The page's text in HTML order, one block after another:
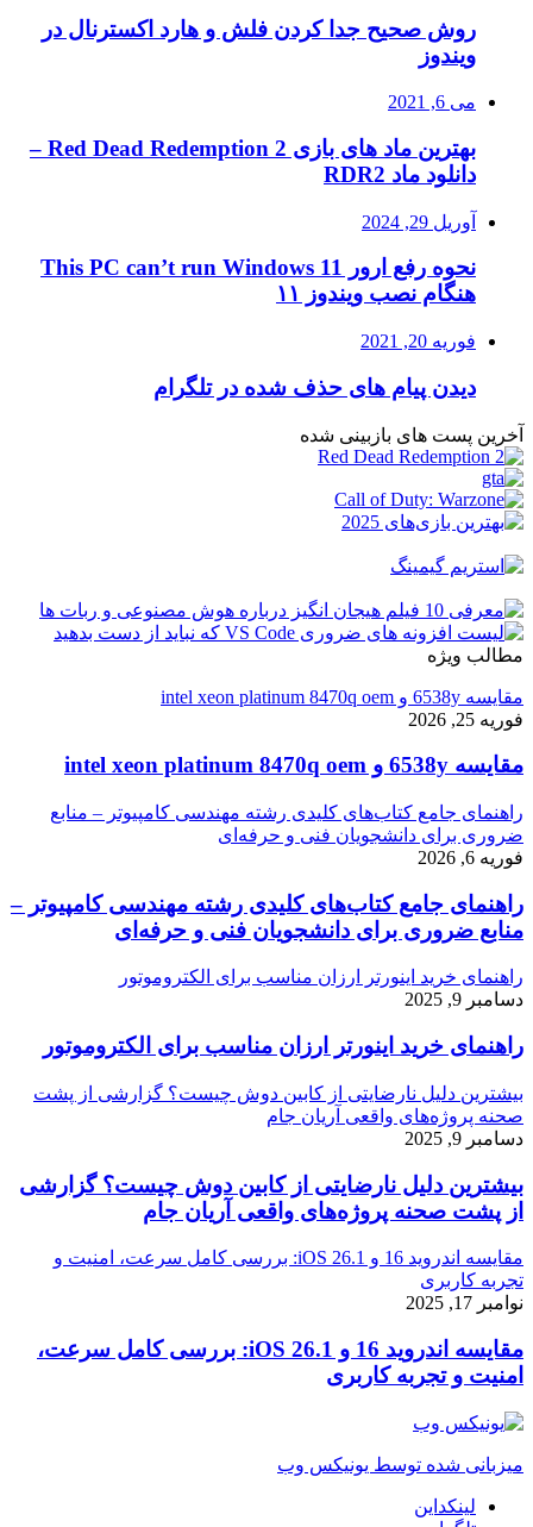
روش صحیح جدا کردن فلش و هارد اکسترنال در
ویندوز
می 6, 2021
بهترین ماد های بازی Red Dead Redemption 2 –
دانلود ماد RDR2
آوریل 29, 2024
نحوه رفع ارور This PC can’t run Windows 11
هنگام نصب ویندوز ۱۱
فوریه 20, 2021
دیدن پیام های حذف شده در تلگرام
آخرین پست های بازبینی شده
مطالب ویژه
مقایسه 6538y و intel xeon platinum 8470q oem
فوریه 25, 2026
مقایسه 6538y و intel xeon platinum 8470q oem
راهنمای جامع کتاب‌های کلیدی رشته مهندسی کامپیوتر – منابع
ضروری برای دانشجویان فنی و حرفه‌ای
فوریه 6, 2026
راهنمای جامع کتاب‌های کلیدی رشته مهندسی کامپیوتر –
منابع ضروری برای دانشجویان فنی و حرفه‌ای
راهنمای خرید اینورتر ارزان مناسب برای الکتروموتور
دسامبر 9, 2025
راهنمای خرید اینورتر ارزان مناسب برای الکتروموتور
بیشترین دلیل نارضایتی از کابین دوش چیست؟ گزارشی از پشت
صحنه پروژه‌های واقعی آریان جام
دسامبر 9, 2025
بیشترین دلیل نارضایتی از کابین دوش چیست؟ گزارشی
از پشت صحنه پروژه‌های واقعی آریان جام
مقایسه اندروید 16 و iOS 26.1: بررسی کامل سرعت، امنیت و
تجربه کاربری
نوامبر 17, 2025
مقایسه اندروید 16 و iOS 26.1: بررسی کامل سرعت،
امنیت و تجربه کاربری
میزبانی شده توسط یونیکس وب
لینکداین